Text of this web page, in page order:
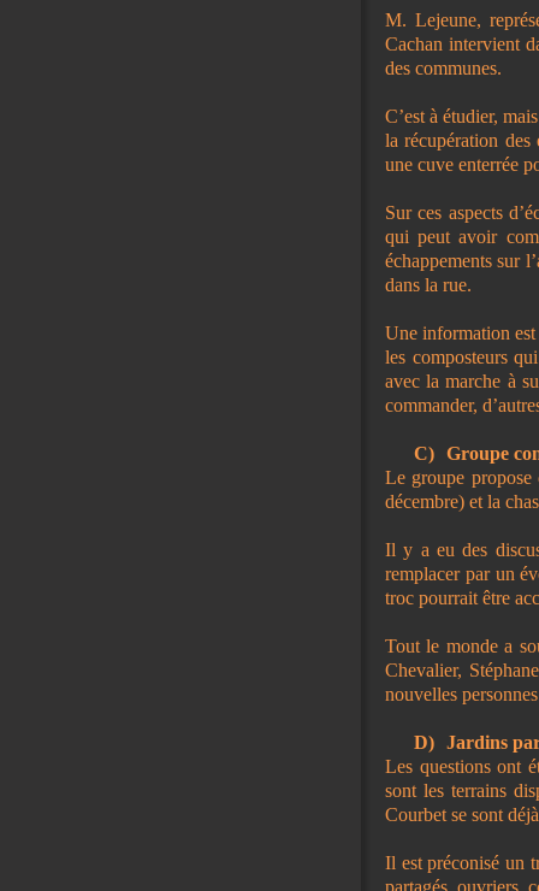
M. Lejeune,
Cachan intervient
des communes.
C’est à étudier,
la récupération des
une cuve enterrée
Sur ces aspects
qui peut avoir
échappements sur
dans la rue.
Une information est
les composteurs
avec la marche à
commander,
C) Groupe
Le groupe
décembre) et la
Il y a eu des
remplacer par un
troc pourrait être
Tout le monde a
Chevalier,
nouvelles
D) Jardins
Les questions ont
sont les terrains
Courbet se sont
Il est préconisé un
partagés, ouvriers,